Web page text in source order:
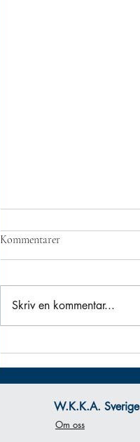
Kommentarer
Skriv en kommentar...
W.K.K.A. Sverige
Om oss